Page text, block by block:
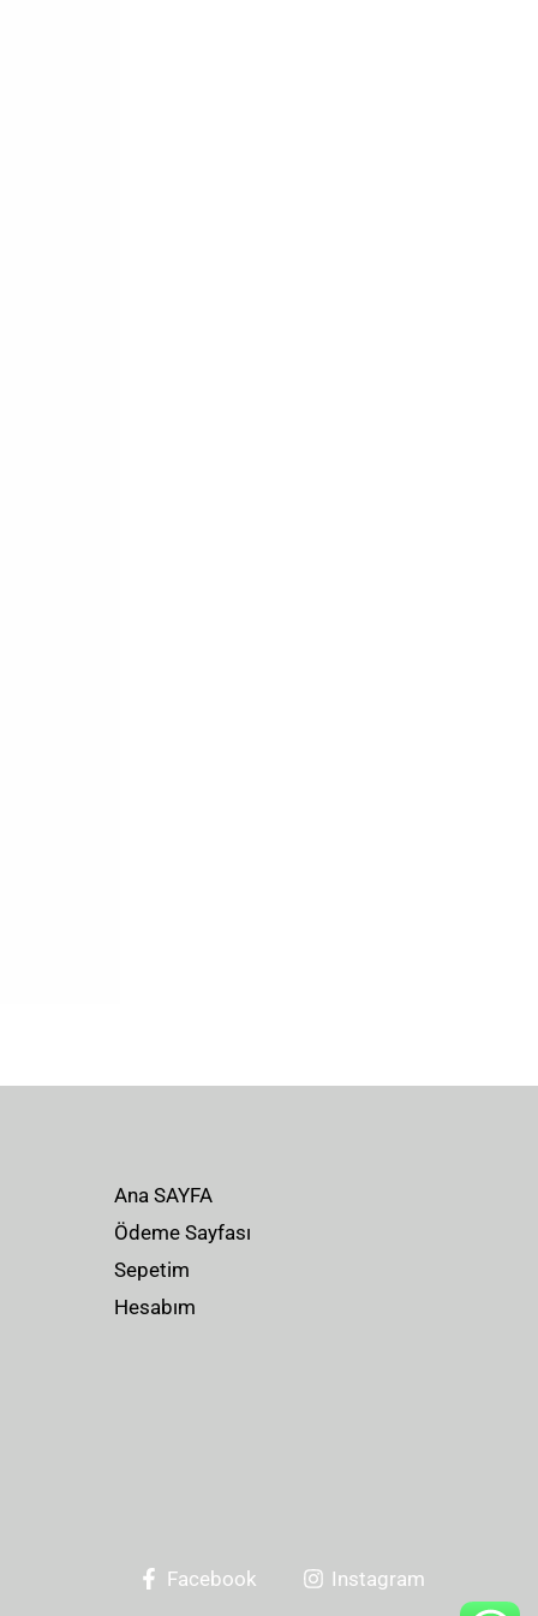
Ana SAYFA
Ödeme Sayfası
Sepetim
Hesabım
Facebook Instagram